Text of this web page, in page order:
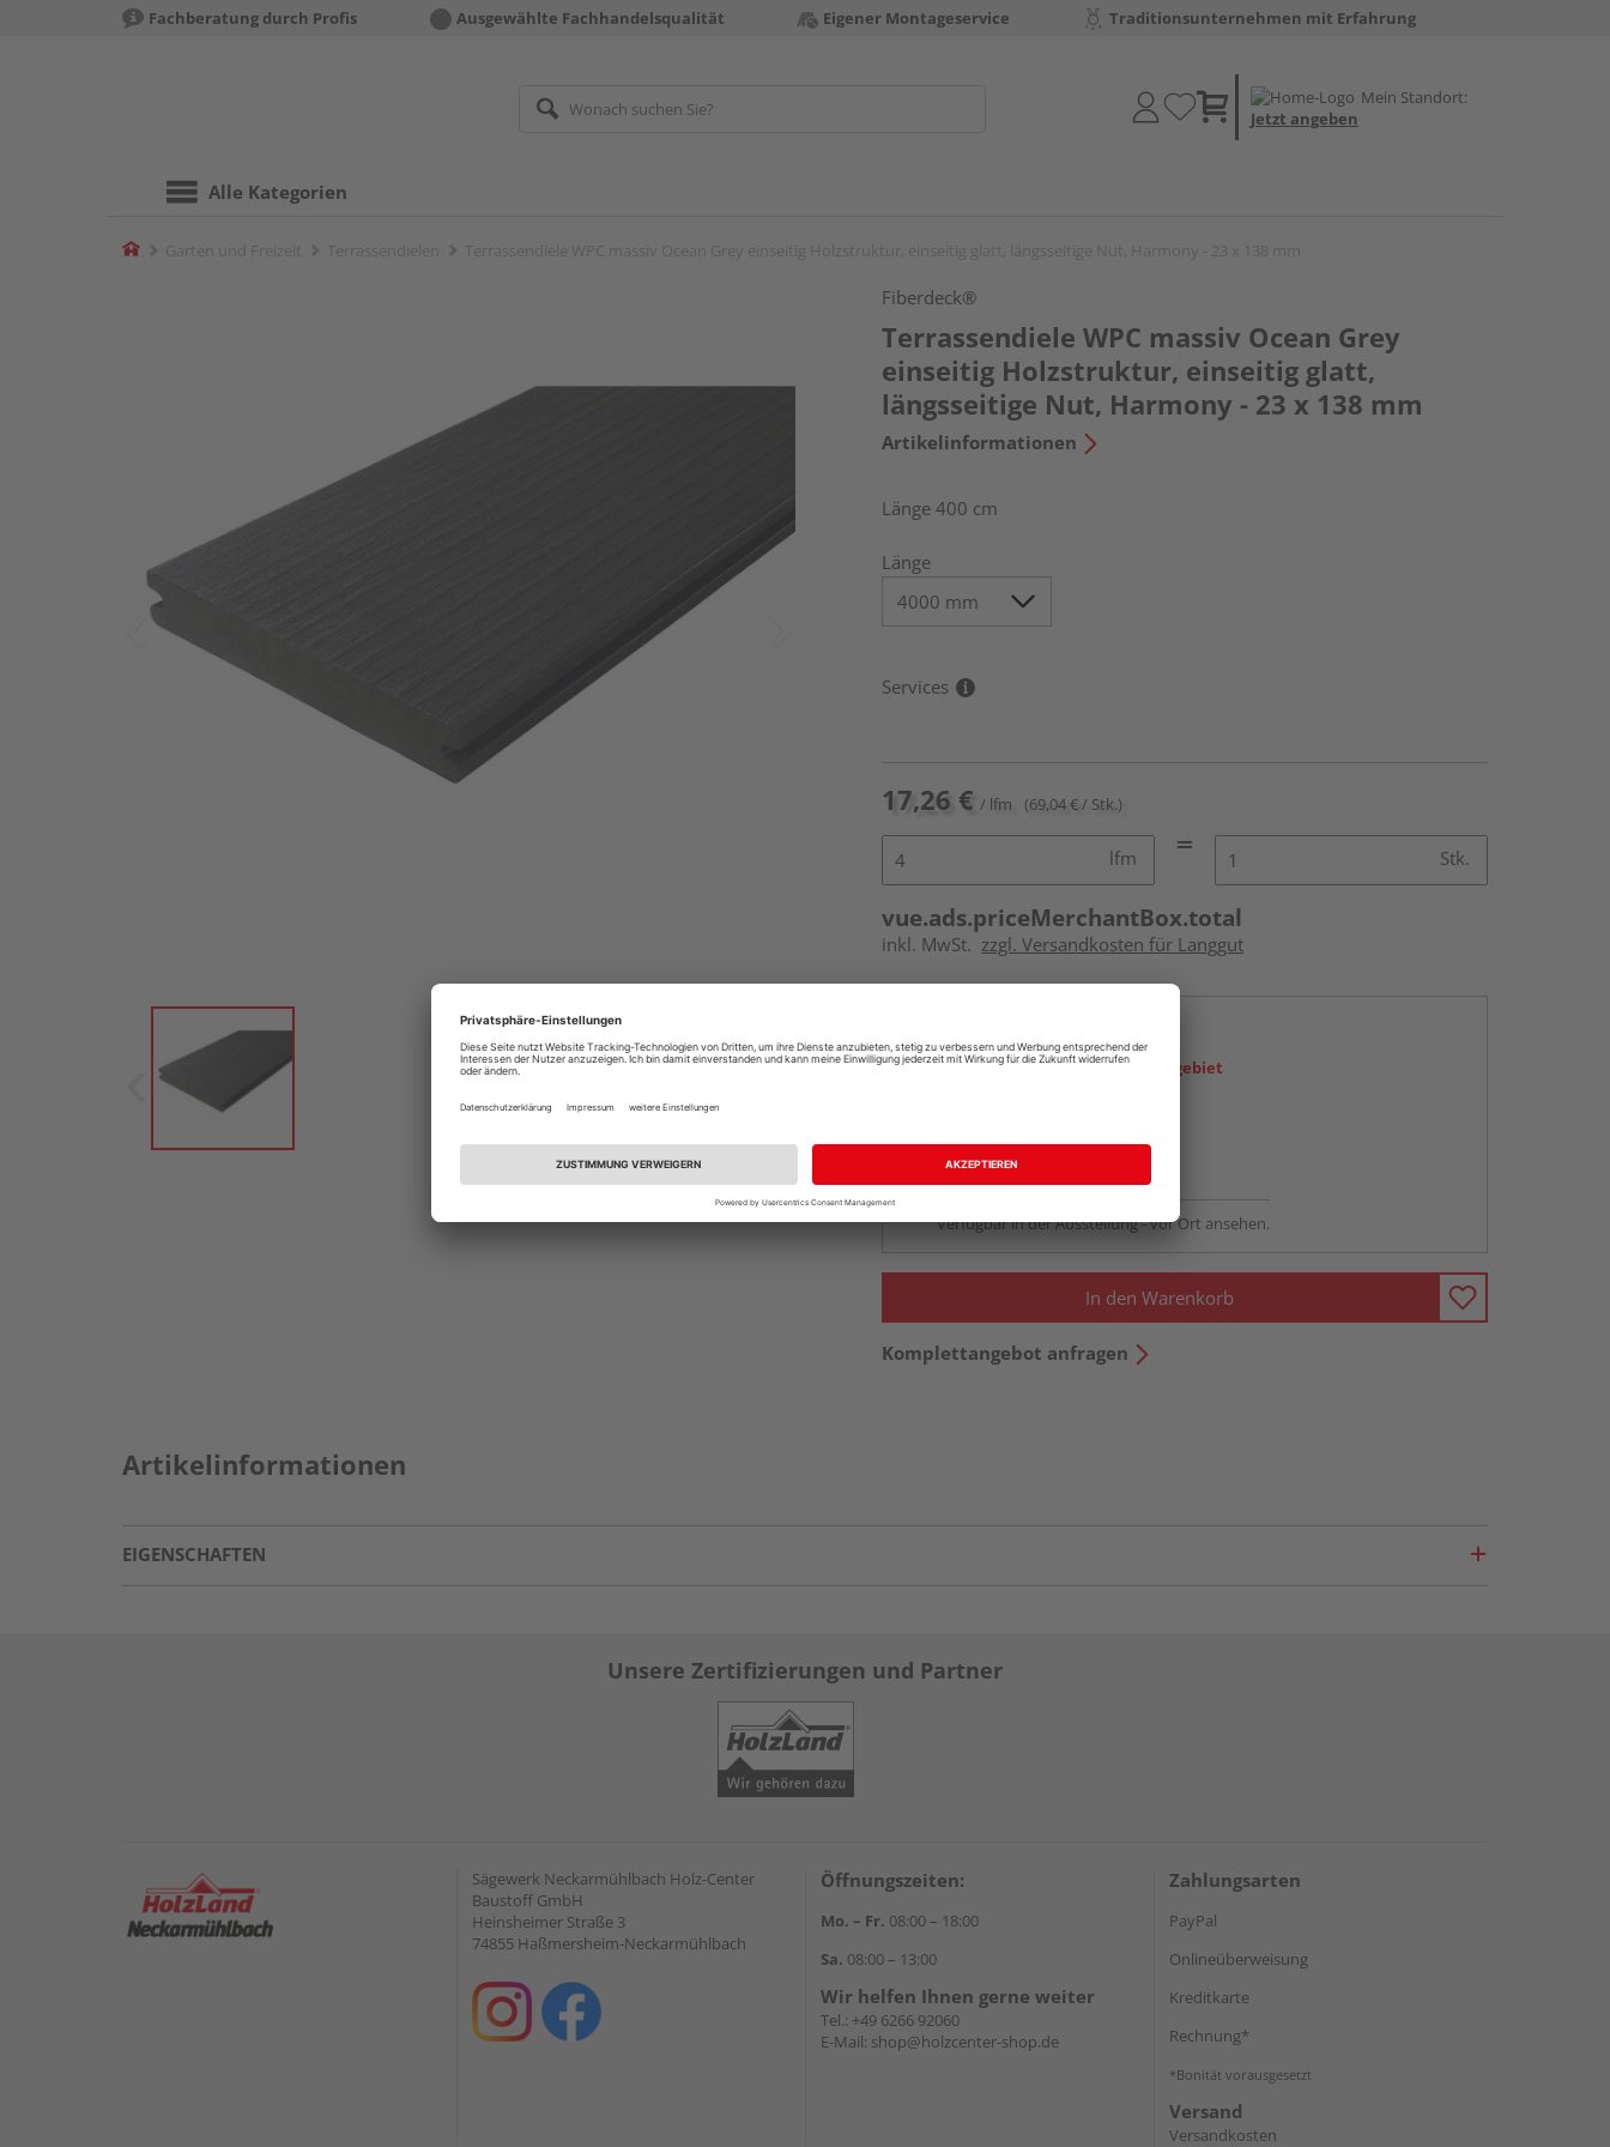
Fachberatung durch Profis Ausgewählte Fachhandelsqualität Eigener Montageservice Traditionsunternehmen mit Erfahrung
Mein Standort:
Jetzt angeben
Alle Kategorien
Home
Fiberdeck®
Terrassendiele WPC massiv Ocean Grey
einseitig Holzstruktur, einseitig glatt,
längsseitige Nut, Harmony - 23 x 138 mm
Artikelinformationen
Länge 400 cm
Länge
Services
17,26 € / lfm (69,04 € / Stk.)
lfm Stk.
vue.ads.priceMerchantBox.total
inkl. MwSt. zzgl. Versandkosten für Langgut
Ihr Standort ist nicht im Liefergebiet
Auf Lager:Abholung möglich
Verfügbar in der Ausstellung - vor Ort ansehen.
In den Warenkorb
Komplettangebot anfragen
Artikelinformationen
EIGENSCHAFTEN
Unsere Zertifizierungen und Partner
Sägewerk Neckarmühlbach Holz-Center
Baustoff GmbH
Heinsheimer Straße 3
74855 Haßmersheim-Neckarmühlbach
Öffnungszeiten:
Mo. – Fr. 08:00 – 18:00
Sa. 08:00 – 13:00
Wir helfen Ihnen gerne weiter
Tel.: +49 6266 92060
E-Mail: shop@holzcenter-shop.de
Zahlungsarten
PayPal
Onlineüberweisung
Kreditkarte
Rechnung*
*Bonität vorausgesetzt
Versand
Versandkosten